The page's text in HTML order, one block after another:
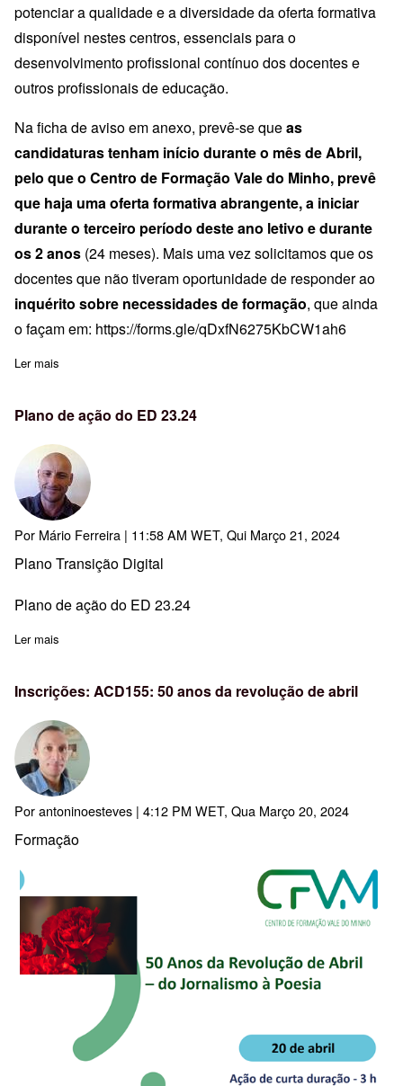
potenciar a qualidade e a diversidade da oferta formativa
disponível nestes centros, essenciais para o
desenvolvimento profissional contínuo dos docentes e
outros profissionais de educação.
Na ficha de aviso em anexo, prevê-se queas
candidaturas tenham início durante o mês de Abril,
pelo que o Centro de Formação Vale do Minho, prevê
que haja uma oferta formativa abrangente, a iniciar
durante o terceiro período deste ano letivo e durante
os 2 anos (24 meses). Mais uma vez solicitamos que os
docentes que não tiveram oportunidade de responder ao
inquérito sobre necessidades de formação, que ainda
o façam em: https://forms.gle/qDxfN6275KbCW1ah6
Ler mais
Plano de ação do ED 23.24
Por Mário Ferreira | 11:58 AM WET, Qui Março 21, 2024
Plano Transição Digital
Plano de ação do ED 23.24
Ler mais
Inscrições: ACD155: 50 anos da revolução de abril
Porantoninoesteves | 4:12 PM WET, Qua Março 20, 2024
Formação